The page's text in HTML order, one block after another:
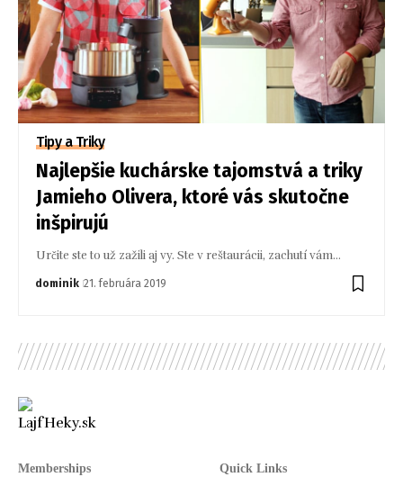
Tipy a Triky
Najlepšie kuchárske tajomstvá a triky
Jamieho Olivera, ktoré vás skutočne
inšpirujú
Určite ste to už zažili aj vy. Ste v reštaurácii, zachutí vám…
dominik 21. februára 2019
Memberships Quick Links